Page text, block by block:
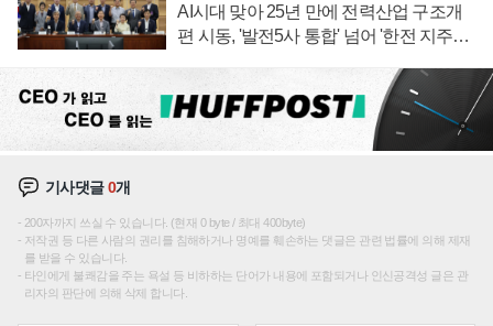
AI시대 맞아 25년 만에 전력산업 구조개
편 시동, '발전5사 통합' 넘어 '한전 지주사'
기사댓글0개
200자까지 쓰실 수 있습니다. (현재 0 byte / 최대 400byte)
저작권 등 다른 사람의 권리를 침해하거나 명예를 훼손하는 댓글은 관련 법률에 의해 제재
를 받을 수 있습니다.
타인에게 불쾌감을 주는 욕설 등 비하하는 단어가 내용에 포함되거나 인신공격성 글은 관
리자의 판단에 의해 삭제 합니다.